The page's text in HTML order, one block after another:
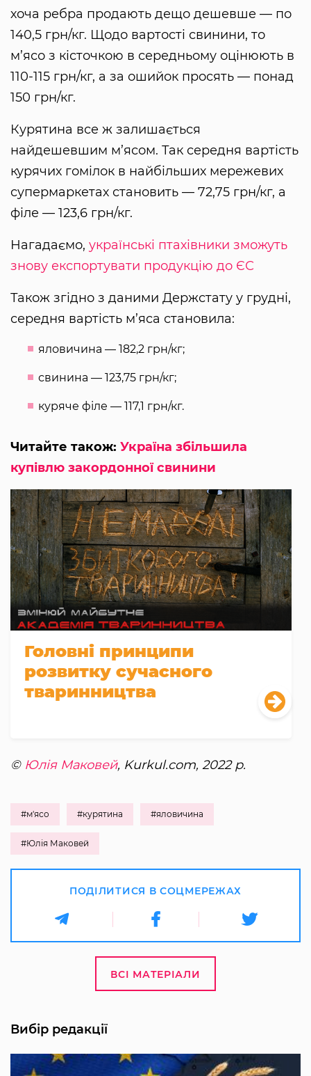
хоча ребра продають дещо дешевше — по
140,5 грн/кг. Щодо вартості свинини, то
м’ясо з кісточкою в середньому оцінюють в
110-115 грн/кг, а за ошийок просять — понад
150 грн/кг.
Курятина все ж залишається
найдешевшим м’ясом. Так середня вартість
курячих гомілок в найбільших мережевих
супермаркетах становить — 72,75 грн/кг, а
філе — 123,6 грн/кг.
Нагадаємо, українські птахівники зможуть
знову експортувати продукцію до ЄС
Також згідно з даними Держстату у грудні,
середня вартість м’яса становила:
яловичина — 182,2 грн/кг;
свинина — 123,75 грн/кг;
куряче філе — 117,1 грн/кг.
Читайте також: Україна збільшила
купівлю закордонної свинини
Головні принципи
розвитку сучасного
тваринництва
© Юлія Маковей, Kurkul.com, 2022 р.
#м'ясо #курятина #яловичина
#Юлія Маковей
ПОДІЛИТИСЯ В СОЦМЕРЕЖАХ
ВСІ МАТЕРІАЛИ
Вибір редакції